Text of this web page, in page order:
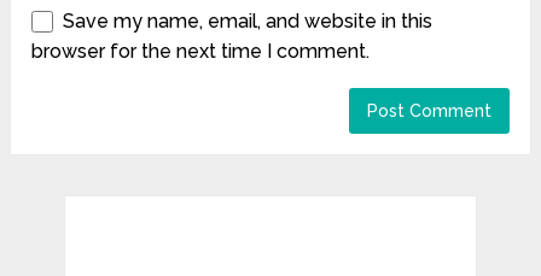
Save my name, email, and website in this
browser for the next time I comment.